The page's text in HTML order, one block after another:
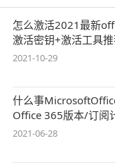
怎么激活2021最新
激活密钥+激活工具
2021-10-29
什么事
Office 365版本/订阅
2021-06-28